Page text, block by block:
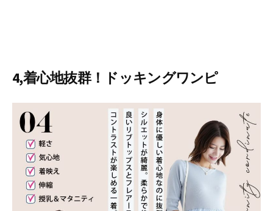
4,着心地抜群！ドッキングワンピ